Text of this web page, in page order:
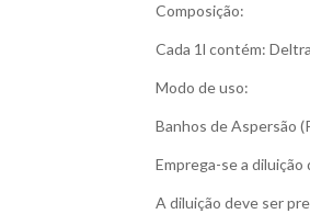
Composição:
Cada 1l contém:
Modo de uso:
Banhos de Aspersão
Emprega-se a diluição
A diluição deve ser